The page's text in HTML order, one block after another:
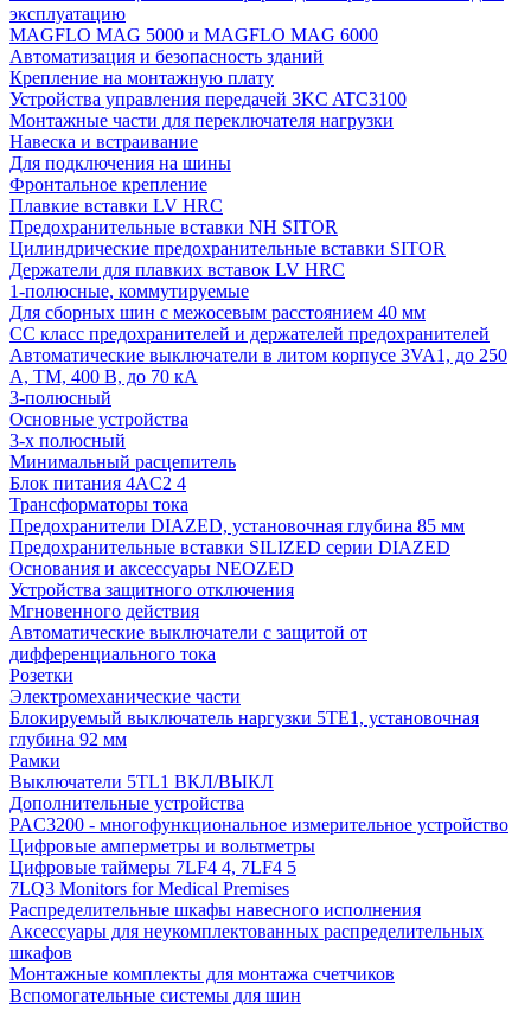
эксплуатацию
MAGFLO MAG 5000 и MAGFLO MAG 6000
Автоматизация и безопасность зданий
Крепление на монтажную плату
Устройства управления передачей 3KC ATC3100
Монтажные части для переключателя нагрузки
Навеска и встраивание
Для подключения на шины
Фронтальное крепление
Плавкие вставки LV HRC
Предохранительные вставки NH SITOR
Цилиндрические предохранительные вставки SITOR
Держатели для плавких вставок LV HRC
1-полюсные, коммутируемые
Для сборных шин с межосевым расстоянием 40 мм
СС класс предохранителей и держателей предохранителей
Автоматические выключатели в литом корпусе 3VA1, до 250
А, TM, 400 В, до 70 кА
3-полюсный
Основные устройства
3-х полюсный
Минимальный расцепитель
Блок питания 4AC2 4
Трансформаторы тока
Предохранители DIAZED, установочная глубина 85 мм
Предохранительные вставки SILIZED серии DIAZED
Основания и аксессуары NEOZED
Устройства защитного отключения
Мгновенного действия
Автоматические выключатели с защитой от
дифференциального тока
Розетки
Электромеханические части
Блокируемый выключатель наргузки 5TE1, установочная
глубина 92 мм
Рамки
Выключатели 5TL1 ВКЛ/ВЫКЛ
Дополнительные устройства
PAC3200 - многофункциональное измерительное устройство
Цифровые амперметры и вольтметры
Цифровые таймеры 7LF4 4, 7LF4 5
7LQ3 Monitors for Medical Premises
Распределительные шкафы навесного исполнения
Аксессуары для неукомплектованных распределительных
шкафов
Монтажные комплекты для монтажа счетчиков
Вспомогательные системы для шин